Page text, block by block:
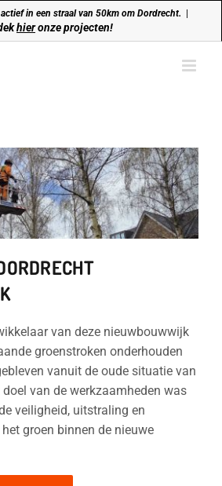
in een straal van 50km om Dordrecht.
hieronze projecten!
van deze nieuwbouwwijk
groenstroken onderhouden
vanuit de oude situatie van
van de werkzaamheden was
veiligheid, uitstraling en
groen binnen de nieuwe